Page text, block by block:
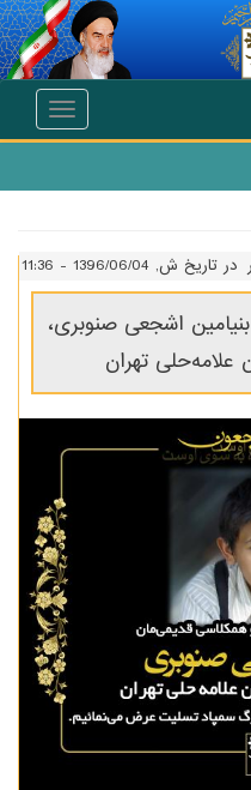
Toggle
در تاریخ ش, 1396/06/04 - 11:36
اشجعی صنوبری،
علامه‌حلی تهران